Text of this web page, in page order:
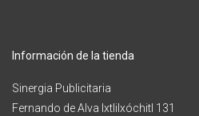
Información de la tienda
Sinergia Publicitaria
Fernando de Alva Ixtlilxóchitl 131